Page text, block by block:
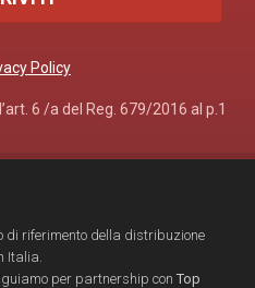
Policy
6 /a del Reg. 679/2016 al p.1
di riferimento della distribuzione
Italia.
per partnership con Top